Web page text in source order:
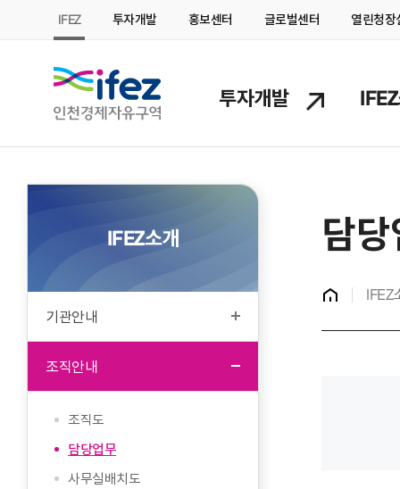
IFEZ 투자개발 홍보센터 글로벌센터 열린청장
투자개발
IFEZ소개
기관안내
조직안내
조직도
담당업무
사무실배치도
담
IFEZ